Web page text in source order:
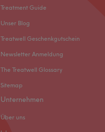
Treatment Guide
Unser Blog
Treatwell Geschenkgutschein
Newsletter Anmeldung
The Treatwell Glossary
Sitemap
Unternehmen
Über uns